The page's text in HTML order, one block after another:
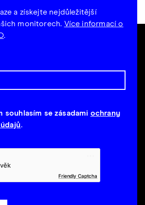
a získejte nejdůležitější
monitorech. Více informací o
.
souhlasím se zásadami ochrany
.
Friendly Captcha